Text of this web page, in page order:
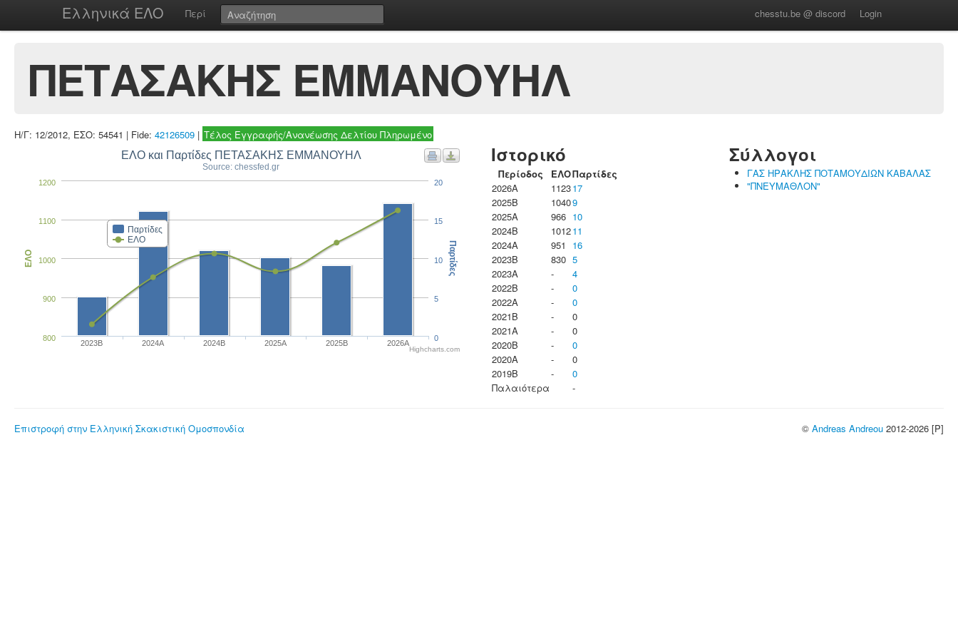
Ελληνικά ΕΛΟ Περί chesstu.be @ discord Login
ΠΕΤΑΣΑΚΗΣ ΕΜΜΑΝΟΥΗΛ
Η/Γ: 12/2012, ΕΣΟ: 54541 | Fide: 42126509 | Τέλος Εγγραφής/Ανανέωσης Δελτίου Πληρωμένο
ΕΛΟ και Παρτίδες ΠΕΤΑΣΑΚΗΣ ΕΜΜΑΝΟΥΗΛ
Source: chessfed.gr
Παρτίδες
ΕΛΟ
2023B 2024A 2024B 2025A 2025B 2026A
800
900
1000
1100
1200
ΕΛΟ
0
5
10
15
20
Παρτίδες
Highcharts.com
Ιστορικό
Περίοδος ΕΛΟΠαρτίδες
2026A
112317
2025B
10409
2025A
966 10
2024B
101211
2024A
951
16
2023B
830 5
2023Α
-
4
2022B
-
0
2022A
-
0
2021B
-
0
2021A
-
0
2020B
-
0
2020A
-
0
2019B
-
0
Παλαιότερα
-
Σύλλογοι
ΓΑΣ ΗΡΑΚΛΗΣ ΠΟΤΑΜΟΥΔΙΩΝ ΚΑΒΑΛΑΣ
"ΠΝΕΥΜΑΘΛΟΝ"
Επιστροφή στην Ελληνική Σκακιστική Ομοσπονδία © Andreas Andreou 2012-2026 [P]